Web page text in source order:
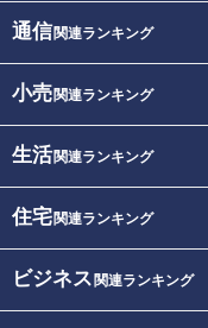
通信関連ランキング
小売関連ランキング
生活関連ランキング
住宅関連ランキング
ビジネス 関連ランキング